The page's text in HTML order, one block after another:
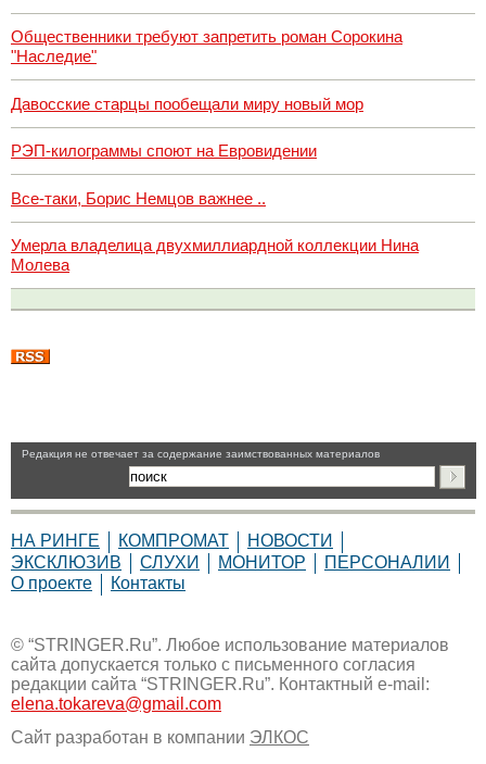
Общественники требуют запретить роман Сорокина
"Наследие"
Давосские старцы пообещали миру новый мор
РЭП-килограммы споют на Евровидении
Все-таки, Борис Немцов важнее ..
Умерла владелица двухмиллиардной коллекции Нина
Молева
Pедакция не отвечает за содержание заимствованных материалов
НА РИНГЕ КОМПРОМАТ
НОВОСТИ
ЭКСКЛЮЗИВ
СЛУХИ МОНИТОР
ПЕРСОНАЛИИ
О проекте
Контакты
© “STRINGER.Ru”. Любое использование материалов
сайта допускается только с письменного согласия
редакции сайта “STRINGER.Ru”. Контактный e-mail:
elena.tokareva@gmail.com
Сайт разработан в компании ЭЛКОС